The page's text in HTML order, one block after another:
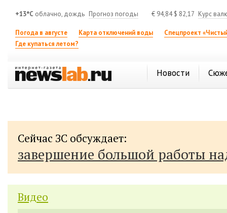
+13°C облачно, дождь Прогноз погоды € 94,84$ 82,17 Курс
Погода в августе Карта отключений воды
Спецпроект
Где купаться летом?
Новости
Сейчас ЗС обсуждает:
завершение большой работы
Видео